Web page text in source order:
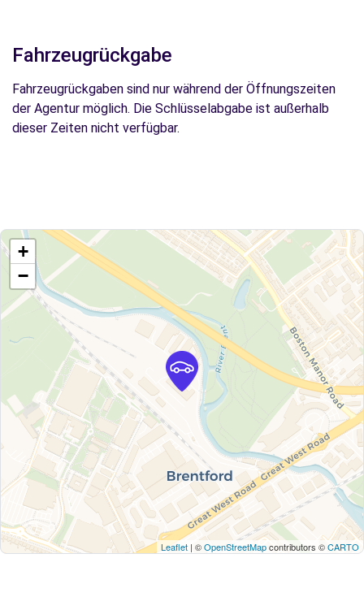
Fahrzeugrückgabe
Fahrzeugrückgaben sind nur während der Öffnungszeiten
der Agentur möglich. Die Schlüsselabgabe ist außerhalb
dieser Zeiten nicht verfügbar.
+
−
Leaflet | ©OpenStreetMapcontributors ©CARTO